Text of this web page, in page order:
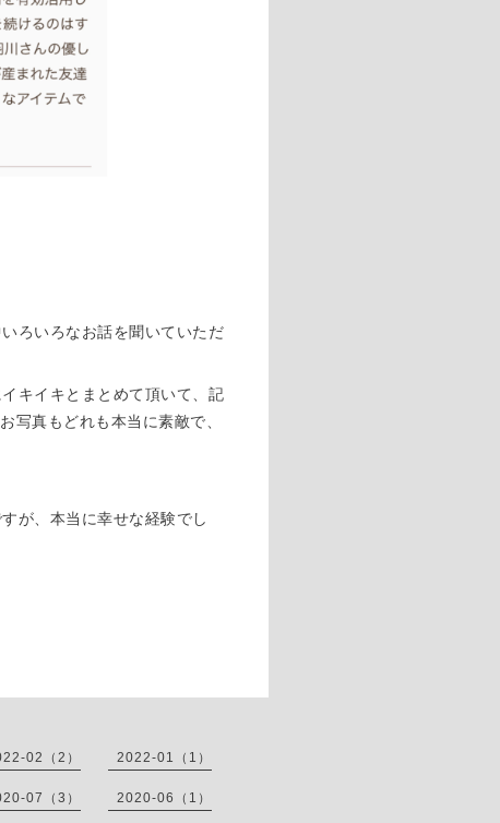
ろいろなお話を聞いていただ
キイキとまとめて頂いて、記
写真もどれも本当に素敵で、
が、本当に幸せな経験でし
02（2） 2022-01（1）
07（3） 2020-06（1）